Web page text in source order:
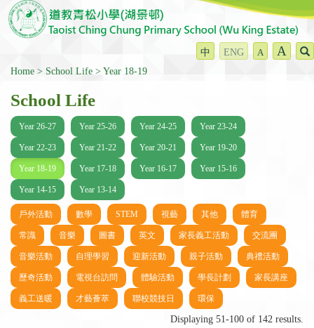
中 ENG A A
Home School Life Year 18-19
School Life
Year 26-27 Year 25-26 Year 24-25 Year 23-24
Year 22-23 Year 21-22 Year 20-21 Year 19-20
Year 18-19 Year 17-18 Year 16-17 Year 15-16
Year 14-15 Year 13-14
戶外活動 數學 STEM 視藝 其他 體育
常識 音樂 圖書 英文 家長義工活動 交流團
音樂活動 自理學習 迎新活動 親子活動 典禮活動
歷奇活動 電視台訪問 體驗活動 學長計劃 家長講座
義工送暖 才藝薈萃 聯校競技日 環保
Displaying 51-100 of 142 results.